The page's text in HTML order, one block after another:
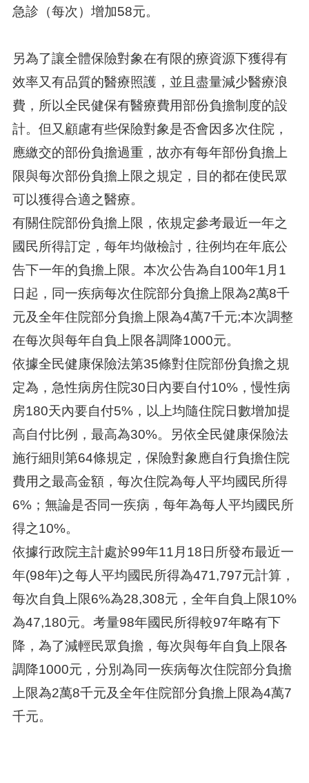
急診（每次）增加58元。
另為了讓全體保險對象在有限的療資源下獲得有
效率又有品質的醫療照護，並且盡量減少醫療浪
費，所以全民健保有醫療費用部份負擔制度的設
計。但又顧慮有些保險對象是否會因多次住院，
應繳交的部份負擔過重，故亦有每年部份負擔上
限與每次部份負擔上限之規定，目的都在使民眾
可以獲得合適之醫療。
有關住院部份負擔上限，依規定參考最近一年之
國民所得訂定，每年均做檢討，往例均在年底公
告下一年的負擔上限。本次公告為自100年1月1
日起，同一疾病每次住院部分負擔上限為2萬8千
元及全年住院部分負擔上限為4萬7千元;本次調整
在每次與每年自負上限各調降1000元。
依據全民健康保險法第35條對住院部份負擔之規
定為，急性病房住院30日內要自付10%，慢性病
房180天內要自付5%，以上均隨住院日數增加提
高自付比例，最高為30%。另依全民健康保險法
施行細則第64條規定，保險對象應自行負擔住院
費用之最高金額，每次住院為每人平均國民所得
6%；無論是否同一疾病，每年為每人平均國民所
得之10%。
依據行政院主計處於99年11月18日所發布最近一
年(98年)之每人平均國民所得為471,797元計算，
每次自負上限6%為28,308元，全年自負上限10%
為47,180元。考量98年國民所得較97年略有下
降，為了減輕民眾負擔，每次與每年自負上限各
調降1000元，分別為同一疾病每次住院部分負擔
上限為2萬8千元及全年住院部分負擔上限為4萬7
千元。